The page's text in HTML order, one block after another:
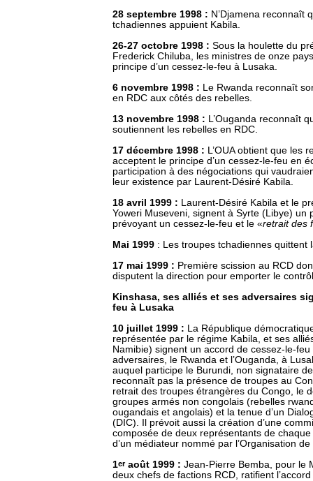
28 septembre 1998 : N’Djamena reconnaît
tchadiennes appuient Kabila.
26-27 octobre 1998 : Sous la houlette du
Frederick Chiluba, les ministres de onze
principe d’un cessez-le-feu à Lusaka.
6 novembre 1998 : Le Rwanda reconnaît
en RDC aux côtés des rebelles.
13 novembre 1998 : L’Ouganda reconnaît
soutiennent les rebelles en RDC.
17 décembre 1998 : L’OUA obtient que les
acceptent le principe d’un cessez-le-feu en
participation à des négociations qui
leur existence par Laurent-Désiré Kabila.
18 avril 1999 : Laurent-Désiré Kabila et le
Yoweri Museveni, signent à Syrte (Libye) un
prévoyant un cessez-le-feu et le «retrait des
Mai 1999 : Les troupes tchadiennes quittent
17 mai 1999 : Première scission au RCD
disputent la direction pour emporter le
Kinshasa, ses alliés et ses adversaires
feu à Lusaka
10 juillet 1999 : La République
représentée par le régime Kabila, et ses
Namibie) signent un accord de cessez-le-feu
adversaires, le Rwanda et l’Ouganda, à
auquel participe le Burundi, non signataire de
reconnaît pas la présence de troupes au
retrait des troupes étrangères du Congo, le
groupes armés non congolais (rebelles
ougandais et angolais) et la tenue d’un
(DIC). Il prévoit aussi la création d’une
composée de deux représentants de chaque
d’un médiateur nommé par l’Organisation
1eraoût 1999 : Jean-Pierre Bemba, pour le
deux chefs de factions RCD, ratifient